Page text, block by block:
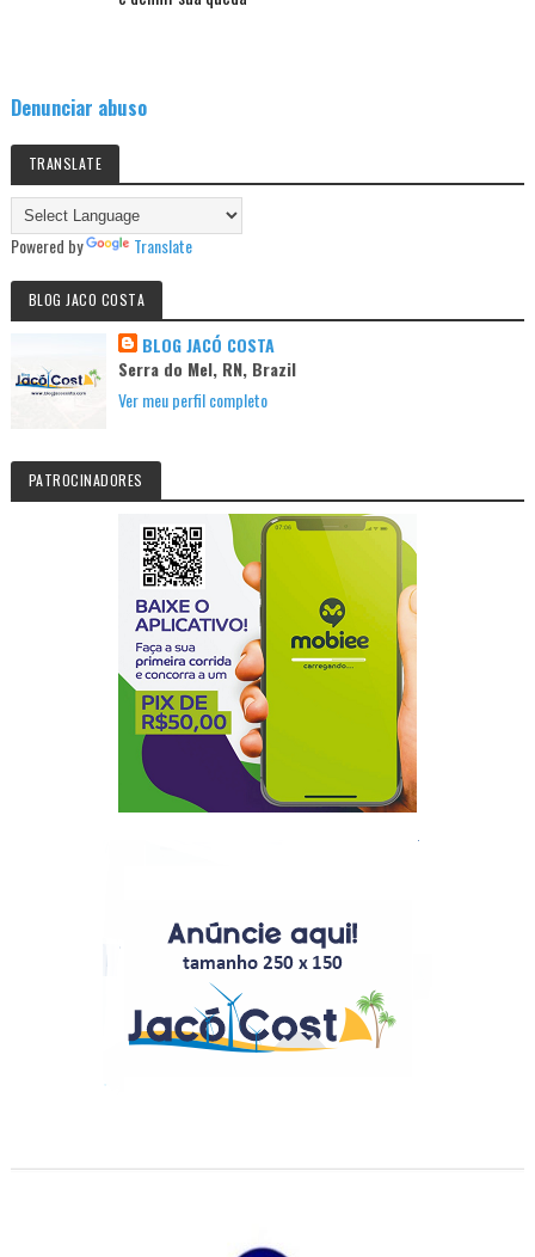
Denunciar abuso
TRANSLATE
Powered by Translate
BLOG JACO COSTA
BLOG JACÓ COSTA
Serra do Mel, RN, Brazil
Ver meu perfil completo
PATROCINADORES